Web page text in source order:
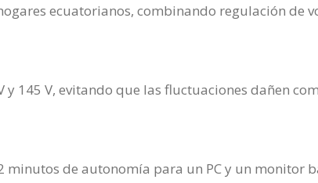
ecuatorianos, combinando regulación de
145 V, evitando que las fluctuaciones dañen
minutos de autonomía para un PC y un monitor